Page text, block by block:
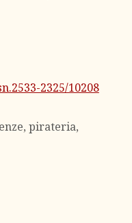
2325/10208
pirateria,